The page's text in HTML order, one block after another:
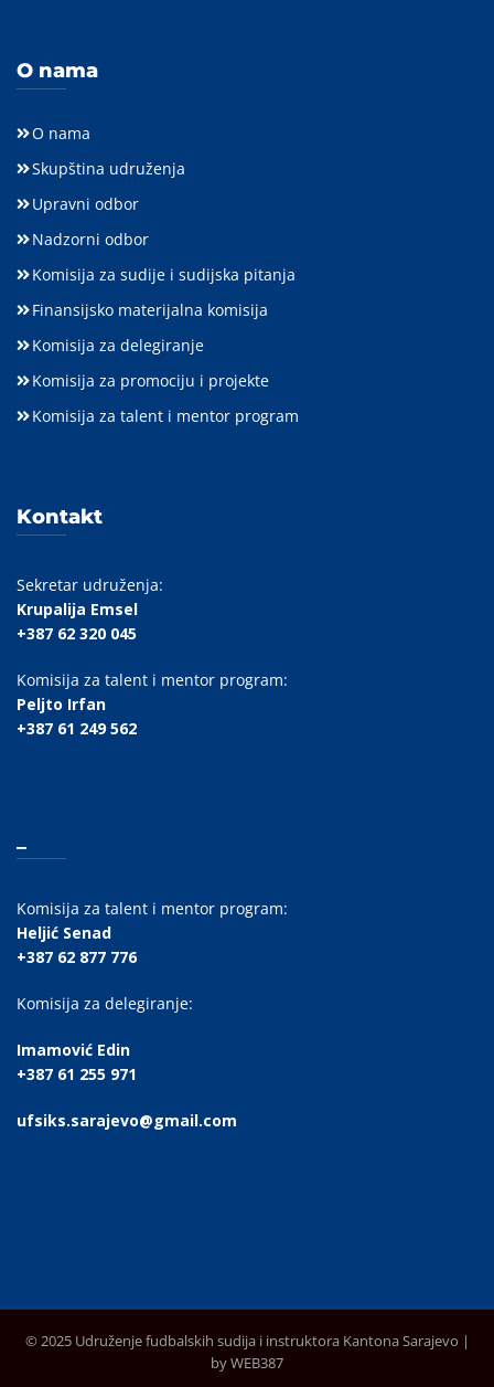
O nama
O nama
Skupština udruženja
Upravni odbor
Nadzorni odbor
Komisija za sudije i sudijska pitanja
Finansijsko materijalna komisija
Komisija za delegiranje
Komisija za promociju i projekte
Komisija za talent i mentor program
Kontakt
Sekretar udruženja:
Krupalija Emsel
+387 62 320 045
Komisija za talent i mentor program:
Peljto Irfan
+387 61 249 562
Komisija za talent i mentor program:
Heljić Senad
+387 62 877 776
Komisija za delegiranje:
Imamović Edin
+387 61 255 971
ufsiks.sarajevo@gmail.com
© 2025 Udruženje fudbalskih sudija i instruktora Kantona Sarajevo |
by WEB387